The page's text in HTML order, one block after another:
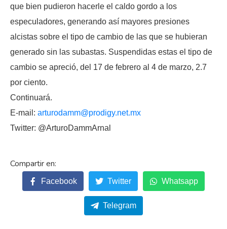
que bien pudieron hacerle el caldo gordo a los
especuladores, generando así mayores presiones
alcistas sobre el tipo de cambio de las que se hubieran
generado sin las subastas. Suspendidas estas el tipo de
cambio se apreció, del 17 de febrero al 4 de marzo, 2.7
por ciento.
Continuará.
E-mail: arturodamm@prodigy.net.mx
Twitter: @ArturoDammArnal
Facebook Twitter Whatsapp
Telegram